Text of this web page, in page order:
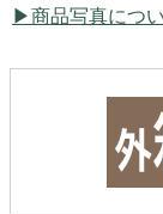
商品写真につ